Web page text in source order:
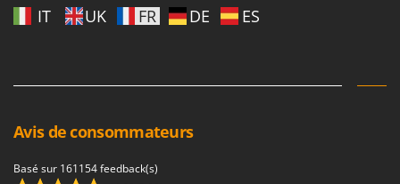
Sirman
Snapper
IT UK FR DE ES
Avis de consommateurs
Basé sur 161154 feedback(s)